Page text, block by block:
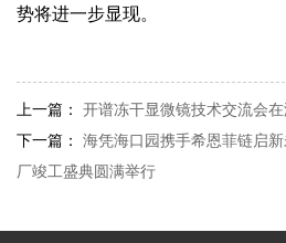
势将进一步显现。
上一篇： 开谱冻干显微镜技术交流会
下一篇： 海凭海口园携手希恩菲链启
厂竣工盛典圆满举行